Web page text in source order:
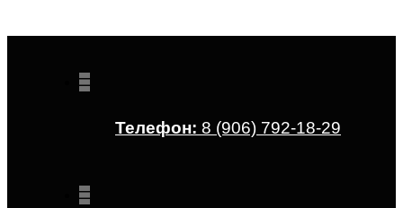
Телефон: 8 (906) 792-18-29